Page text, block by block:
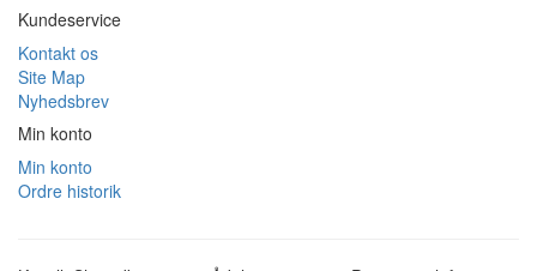
Kundeservice
Kontakt os
Site Map
Nyhedsbrev
Min konto
Min konto
Ordre historik